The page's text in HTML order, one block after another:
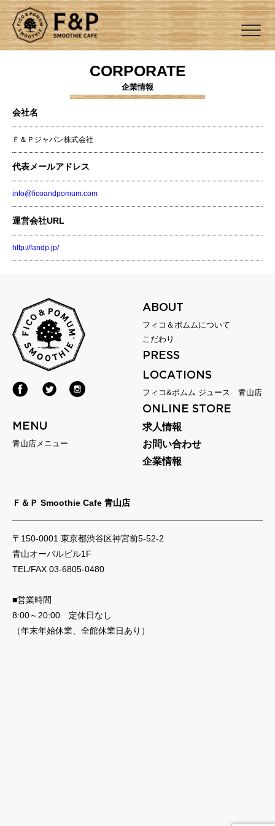
CORPORATE
企業情報
会社名
Ｆ＆Ｐジャパン株式会社
代表メールアドレス
info@ficoandpomum.com
運営会社URL
http://fandp.jp/
MENU
青山店メニュー
ABOUT
フィコ＆ポムムについて
こだわり
PRESS
LOCATIONS
フィコ&ポムム ジュース 青山店
ONLINE STORE
求人情報
お問い合わせ
企業情報
Ｆ＆Ｐ Smoothie Cafe 青山店
〒150-0001 東京都渋谷区神宮前5-52-2
青山オーバルビル1F
TEL/FAX 03-6805-0480
■営業時間
8:00～20:00 定休日なし
（年末年始休業、全館休業日あり）